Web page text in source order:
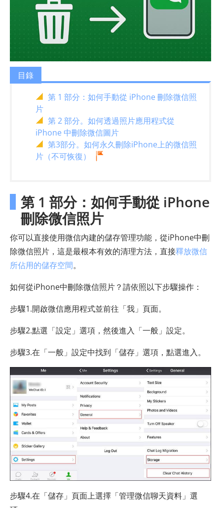
目錄
第 1 部分：如何手動從 iPhone 刪除微信照
片
第 2 部分。如何透過照片應用程式從
iPhone 中刪除微信圖片
第3部分。如何永久刪除iPhone上的微信照
片（不可恢復）
第 1 部分：如何手動從 iPhone
刪除微信照片
你可以直接使用微信內建的儲存管理功能，從iPhone中刪
除微信照片，這是最根本有效的清理方法，直接釋放微信
所佔用的儲存空間。
如何從iPhone中刪除微信照片？請依照以下步驟操作：
步驟1.開啟微信應用程式並前往「我」頁面。
步驟2.點選「設定」選項，然後進入「一般」設定。
步驟3.在「一般」設定中找到「儲存」選項，點選進入。
步驟4.在「儲存」頁面上選擇「管理微信聊天資料」選